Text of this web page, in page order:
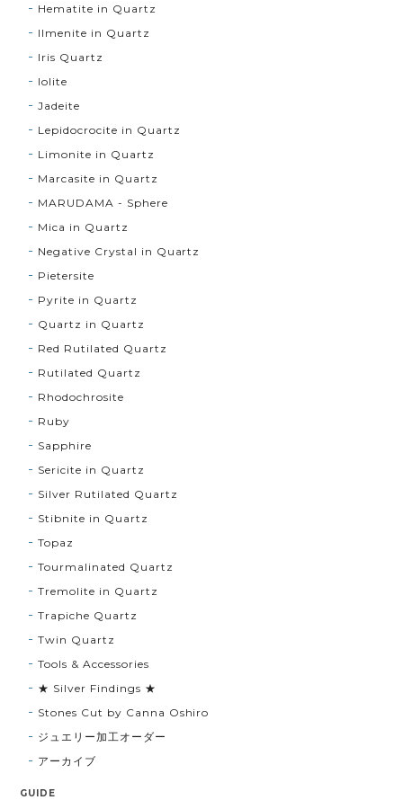
Hematite in Quartz
Ilmenite in Quartz
Iris Quartz
Iolite
Jadeite
Lepidocrocite in Quartz
Limonite in Quartz
Marcasite in Quartz
MARUDAMA - Sphere
Mica in Quartz
Negative Crystal in Quartz
Pietersite
Pyrite in Quartz
Quartz in Quartz
Red Rutilated Quartz
Rutilated Quartz
Rhodochrosite
Ruby
Sapphire
Sericite in Quartz
Silver Rutilated Quartz
Stibnite in Quartz
Topaz
Tourmalinated Quartz
Tremolite in Quartz
Trapiche Quartz
Twin Quartz
Tools & Accessories
★ Silver Findings ★
Stones Cut by Canna Oshiro
ジュエリー加工オーダー
アーカイブ
GUIDE